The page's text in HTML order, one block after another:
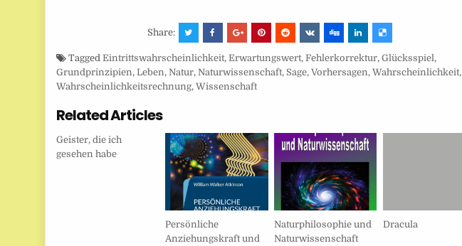
Share:
TaggedEintrittswahrscheinlichkeit,Erwartungswert,Fehlerkorrektur,Glücksspiel,
Grundprinzipien,Leben,Natur,Naturwissenschaft, Sage,Vorhersagen,Wahrscheinlichkeit,
Wahrscheinlichkeitsrechnung,Wissenschaft
Related Articles
Geister, die ich
gesehen habe
Persönliche
Anziehungskraft und
Naturphilosophie und
Naturwissenschaft
Dracula